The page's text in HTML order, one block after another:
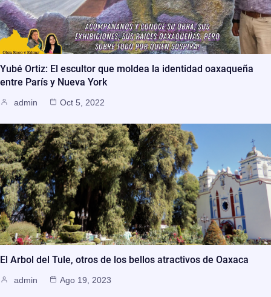
Yubé Ortiz: El escultor que moldea la identidad oaxaqueña
entre París y Nueva York
admin Oct 5, 2022
El Arbol del Tule, otros de los bellos atractivos de Oaxaca
admin Ago 19, 2023